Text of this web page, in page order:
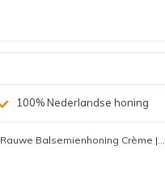
100% Nederlandse honing
Rauwe Balsemienhoning Crème |...